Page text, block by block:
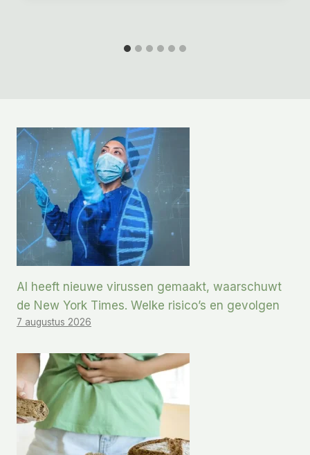
AI heeft nieuwe virussen gemaakt, waarschuwt
de New York Times. Welke risico’s en gevolgen
7 augustus 2026